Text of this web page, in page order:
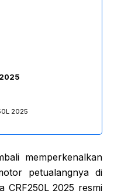
2025
memperkenalkan
petualangnya di
CRF250L 2025 resmi